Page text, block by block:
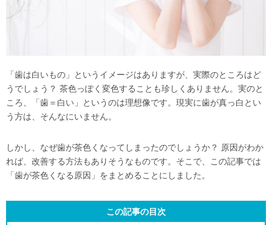
「歯は白いもの」というイメージはありますが、実際のところはど
うでしょう？ 茶色っぽく変色することも珍しくありません。実のと
ころ、「歯＝白い」というのは理想像です。現実に歯が真っ白とい
う方は、そんなにいません。
しかし、なぜ歯が茶色くなってしまったのでしょうか？ 原因がわか
れば、改善する方法もありそうなものです。そこで、この記事では
「歯が茶色くなる原因」をまとめることにしました。
この記事の目次